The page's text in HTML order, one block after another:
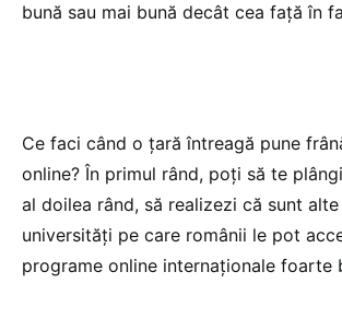
bună sau mai bună decât cea față în
Ce faci când o țară întreagă pune
online? În primul rând, poți să te
al doilea rând, să realizezi că sunt
universități pe care românii le pot
programe online internaționale foarte